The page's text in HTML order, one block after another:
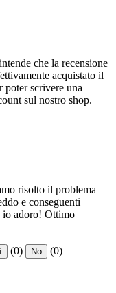
che la recensione
acquistato il
poter scrivere una
sul nostro shop.
risolto il problema
e conseguenti
io adoro! Ottimo
(0) No (0)